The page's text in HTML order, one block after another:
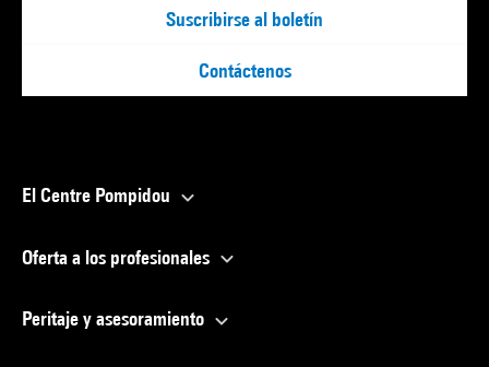
Suscribirse al boletín
Contáctenos
El Centre Pompidou
Oferta a los profesionales
Peritaje y asesoramiento